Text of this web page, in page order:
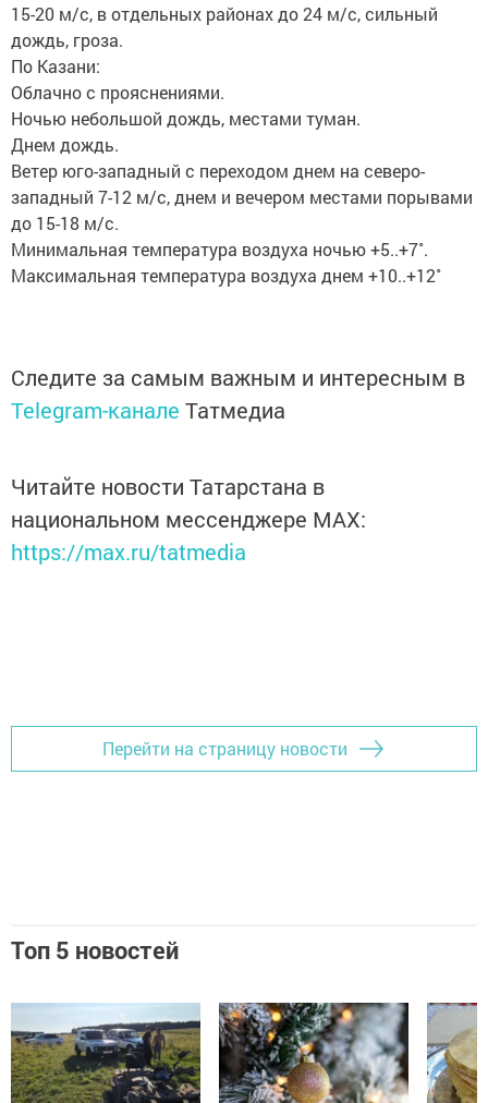
15-20 м/с, в отдельных районах до 24 м/с, сильный
дождь, гроза.
По Казани:
Облачно с прояснениями.
Ночью небольшой дождь, местами туман.
Днем дождь.
Ветер юго-западный с переходом днем на северо-
западный 7-12 м/c, днем и вечером местами порывами
до 15-18 м/с.
Минимальная температура воздуха ночью +5..+7˚.
Максимальная температура воздуха днем +10..+12˚
Следите за самым важным и интересным в
Telegram-канале Татмедиа
Читайте новости Татарстана в
национальном мессенджере MАХ:
https://max.ru/tatmedia
Перейти на страницу новости
Топ 5 новостей